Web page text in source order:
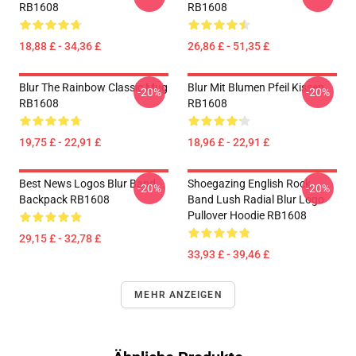
RB1608
18,88 £ - 34,36 £
RB1608
26,86 £ - 51,35 £
Blur The Rainbow Classic Mug
RB1608
19,75 £ - 22,91 £
-20%
Blur Mit Blumen Pfeil Kissen
RB1608
18,96 £ - 22,91 £
-20%
Best News Logos Blur Band
Backpack RB1608
29,15 £ - 32,78 £
-20%
Shoegazing English Rock
Band Lush Radial Blur Logo
Pullover Hoodie RB1608
33,93 £ - 39,46 £
-20%
MEHR ANZEIGEN